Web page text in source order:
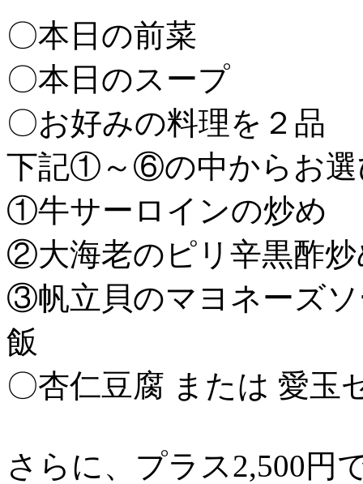
〇本日の前菜
〇本日のスープ
〇お好みの料理を２品
下記①～⑥の中からお選
①牛サーロインの
②大海老のピリ辛
③帆立貝のマヨネー
飯
〇杏仁豆腐 または 愛玉
さらに、プラス2,500円